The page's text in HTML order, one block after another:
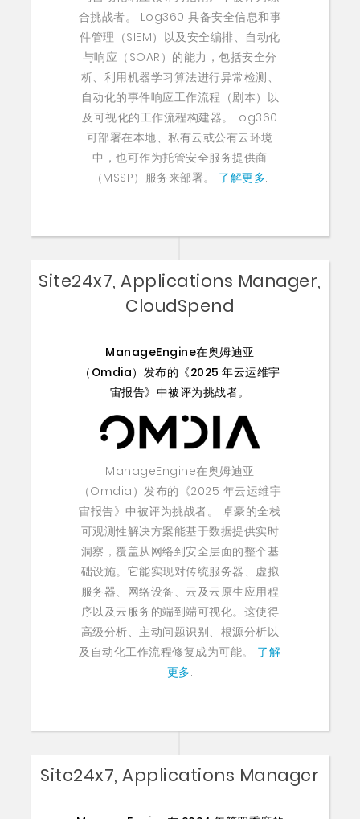
合挑战者。 Log360 具备安全信息和事
件管理（SIEM）以及安全编排、自动化
与响应（SOAR）的能力，包括安全分
析、利用机器学习算法进行异常检测、
自动化的事件响应工作流程（剧本）以
及可视化的工作流程构建器。Log360
可部署在本地、私有云或公有云环境
中，也可作为托管安全服务提供商
（MSSP）服务来部署。 了解更多.
Site24x7, Applications Manager,
CloudSpend
ManageEngine在奥姆迪亚
（Omdia）发布的《2025 年云运维宇
宙报告》中被评为挑战者。
ManageEngine在奥姆迪亚
（Omdia）发布的《2025 年云运维宇
宙报告》中被评为挑战者。 卓豪的全栈
可观测性解决方案能基于数据提供实时
洞察，覆盖从网络到安全层面的整个基
础设施。它能实现对传统服务器、虚拟
服务器、网络设备、云及云原生应用程
序以及云服务的端到端可视化。这使得
高级分析、主动问题识别、根源分析以
及自动化工作流程修复成为可能。 了解
更多.
Site24x7, Applications Manager